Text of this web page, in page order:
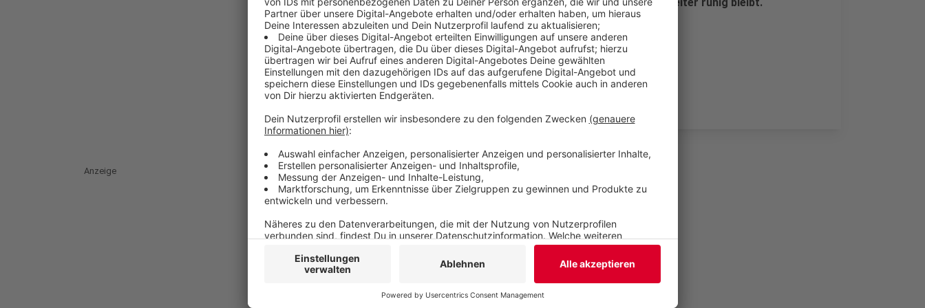
Veröffentlicht:Dienstag, 01.06.2021 06:13
Anzeige
Anzeige